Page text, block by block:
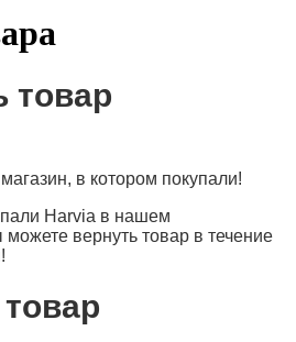
товар
в котором покупали!
Harvia в нашем
вернуть товар в течение